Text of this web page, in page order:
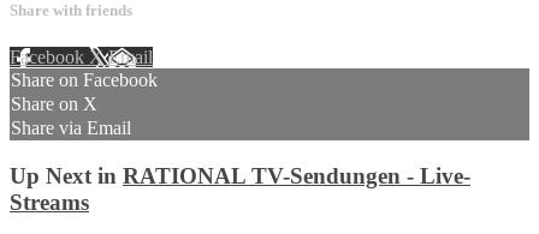
Share with friends
Facebook XEmail
Share on Facebook
Share on X
Share via Email
Up Next in RATIONAL TV-Sendungen - Live-
Streams